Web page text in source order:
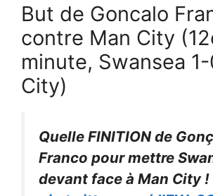
But de Goncalo
contre Man City
minute, Swansea
City)
Quelle FINITION de
Franco pour mettre
devant face à Man City !